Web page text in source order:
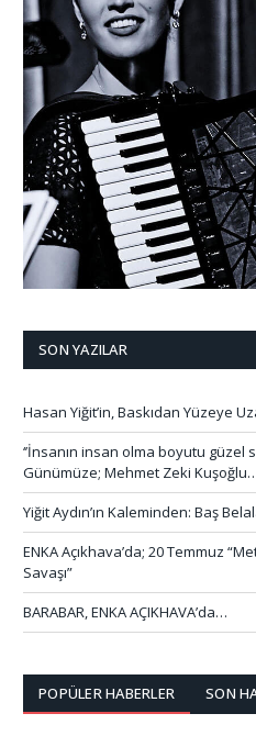
SON YAZILAR
Hasan Yiğit’in, Baskıdan Yüzeye
‘’İnsanın insan olma boyutu güzel
Günümüze; Mehmet Zeki
Yiğit Aydın’ın Kaleminden: Baş
ENKA Açıkhava’da; 20 Temmuz
Savaşı”
BARABAR, ENKA AÇIKHAVA’da…
POPÜLER HABERLER SON